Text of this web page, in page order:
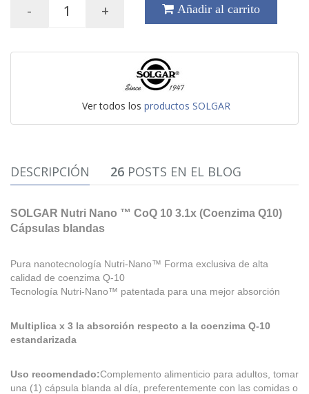
- + Añadir al carrito
Ver todos los productos SOLGAR
DESCRIPCIÓN 26 POSTS EN EL BLOG
SOLGAR Nutri Nano ™ CoQ 10 3.1x (Coenzima Q10)
Cápsulas blandas
Pura nanotecnología Nutri-Nano™ Forma exclusiva de alta
calidad de coenzima Q-10
Tecnología Nutri-Nano™ patentada para una mejor absorción
Multiplica x 3 la absorción respecto a la coenzima Q-10
estandarizada
Uso recomendado:Complemento alimenticio para adultos, tomar
una (1) cápsula blanda al día, preferentemente con las comidas o